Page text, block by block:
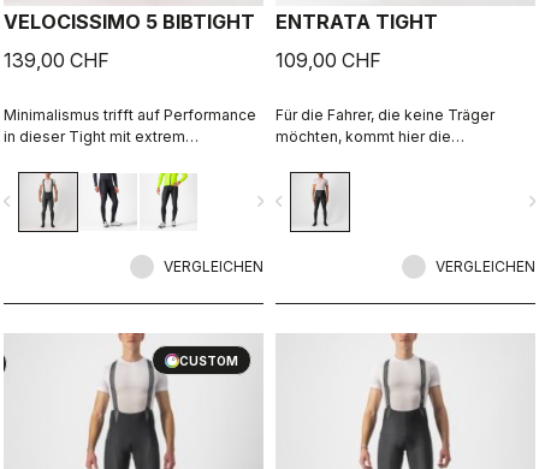
VELOCISSIMO 5 BIBTIGHT
139,00 CHF
Minimalismus trifft auf Performance
in dieser Tight mit extrem
in Kombination mit unserem
flauschigen Nano Flex-Stretch-
Gewebe am Unterschenkel als
wenn Sie keine Tight für den
navigate_next
VERGLEICHEN
ENTRATA TIGHT
109,00 CHF
Für die Fahrer, die keine Träger
möchten, kommt hier die
hochwertigen Materialien, einem
weichen Sitzpolster und einem
reduzierten Nahtmuster hält diese
an allen außer den kältesten Tagen.
navigate_before
VERGLEICHEN
CUSTOM